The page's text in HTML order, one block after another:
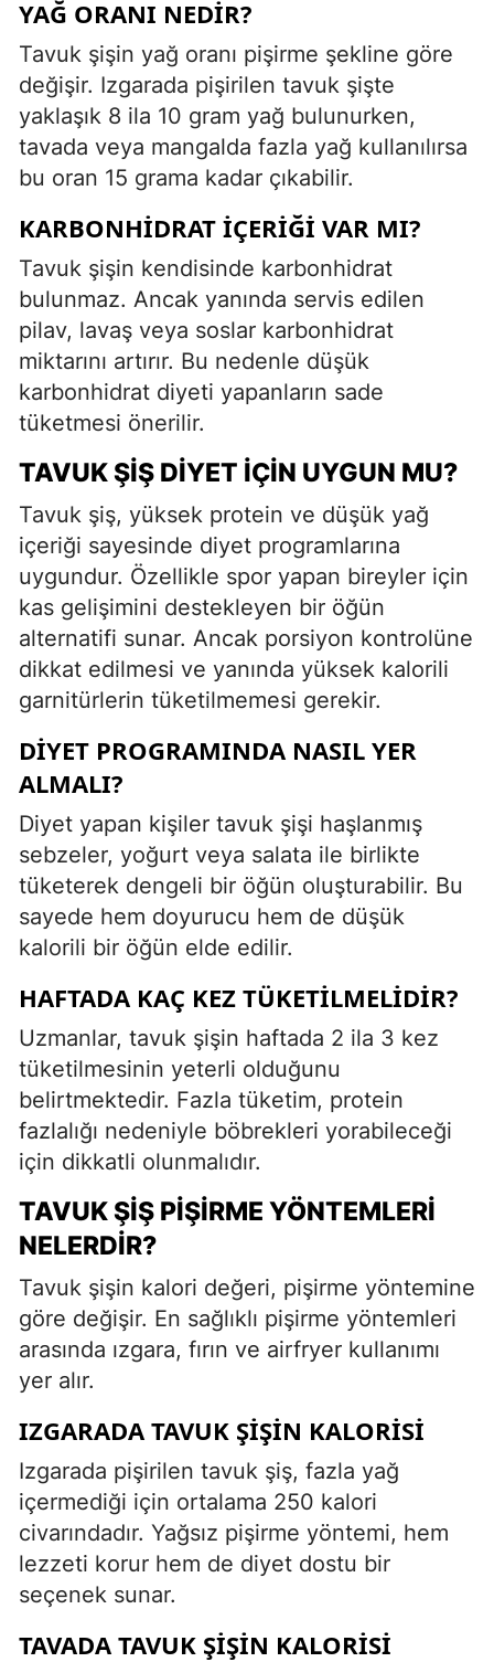
YAĞ ORANI NEDIR?
Tavuk şişin yağ oranı pişirme şekline göre
değişir. Izgarada pişirilen tavuk şişte
yaklaşık 8 ila 10 gram yağ bulunurken,
tavada veya mangalda fazla yağ kullanılırsa
bu oran 15 grama kadar çıkabilir.
KARBONHIDRAT İÇERIĞI VAR MI?
Tavuk şişin kendisinde karbonhidrat
bulunmaz. Ancak yanında servis edilen
pilav, lavaş veya soslar karbonhidrat
miktarını artırır. Bu nedenle düşük
karbonhidrat diyeti yapanların sade
tüketmesi önerilir.
TAVUK ŞIŞ DIYET İÇIN UYGUN MU?
Tavuk şiş, yüksek protein ve düşük yağ
içeriği sayesinde diyet programlarına
uygundur. Özellikle spor yapan bireyler için
kas gelişimini destekleyen bir öğün
alternatifi sunar. Ancak porsiyon kontrolüne
dikkat edilmesi ve yanında yüksek kalorili
garnitürlerin tüketilmemesi gerekir.
DIYET PROGRAMINDA NASIL YER
ALMALI?
Diyet yapan kişiler tavuk şişi haşlanmış
sebzeler, yoğurt veya salata ile birlikte
tüketerek dengeli bir öğün oluşturabilir. Bu
sayede hem doyurucu hem de düşük
kalorili bir öğün elde edilir.
HAFTADA KAÇ KEZ TÜKETILMELIDIR?
Uzmanlar, tavuk şişin haftada 2 ila 3 kez
tüketilmesinin yeterli olduğunu
belirtmektedir. Fazla tüketim, protein
fazlalığı nedeniyle böbrekleri yorabileceği
için dikkatli olunmalıdır.
TAVUK ŞIŞ PIŞIRME YÖNTEMLERI
NELERDIR?
Tavuk şişin kalori değeri, pişirme yöntemine
göre değişir. En sağlıklı pişirme yöntemleri
arasında ızgara, fırın ve airfryer kullanımı
yer alır.
IZGARADA TAVUK ŞIŞIN KALORISI
Izgarada pişirilen tavuk şiş, fazla yağ
içermediği için ortalama 250 kalori
civarındadır. Yağsız pişirme yöntemi, hem
lezzeti korur hem de diyet dostu bir
seçenek sunar.
TAVADA TAVUK ŞIŞIN KALORISI